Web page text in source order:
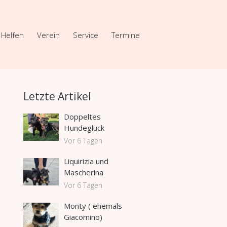
Helfen Verein Service Termine
Letzte Artikel
Doppeltes
Hundeglück
Vor 6 Tagen
Liquirizia und
Mascherina
Vor 6 Tagen
Monty ( ehemals
Giacomino)